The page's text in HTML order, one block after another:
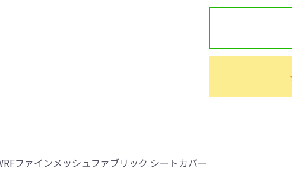
ファインメッシュファブリック シートカバー